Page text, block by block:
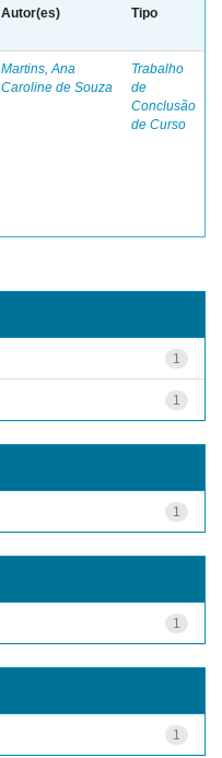
Autor(es) Tipo
Martins, Ana
Caroline de Souza
Trabalho
de
Conclusão
de Curso
1
1
1
1
1